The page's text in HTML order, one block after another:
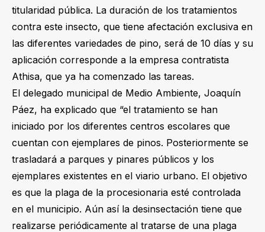
titularidad pública. La duración de los tratamientos
contra este insecto, que tiene afectación exclusiva en
las diferentes variedades de pino, será de 10 días y su
aplicación corresponde a la empresa contratista
Athisa, que ya ha comenzado las tareas.
El delegado municipal de Medio Ambiente, Joaquín
Páez, ha explicado que “el tratamiento se han
iniciado por los diferentes centros escolares que
cuentan con ejemplares de pinos. Posteriormente se
trasladará a parques y pinares públicos y los
ejemplares existentes en el viario urbano. El objetivo
es que la plaga de la procesionaria esté controlada
en el municipio. Aún así la desinsectación tiene que
realizarse periódicamente al tratarse de una plaga